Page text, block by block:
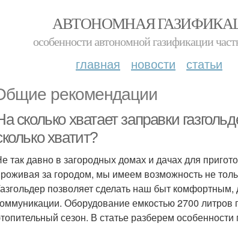
АВТОНОМНАЯ
особенности автономной газификации
главная новости статьи
рекомендации
сколько хватает заправки
хватит?
так давно в загородных домах и дачах для
за городом, мы имеем возможность не
позволяет сделать наш быт
Оборудование емкостью 2700
сезон. В статье разберем